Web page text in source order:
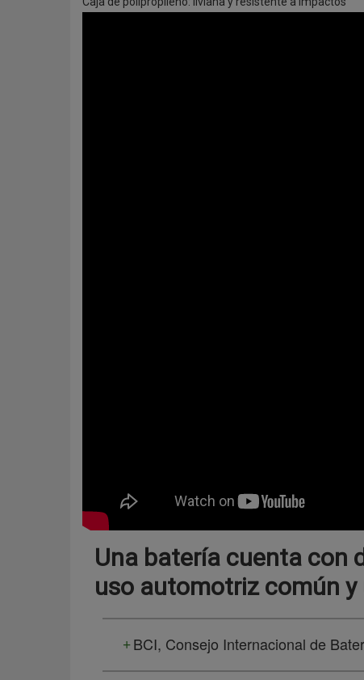
Una batería cuenta con
uso automotriz común y
BCI, Consejo Internacional de